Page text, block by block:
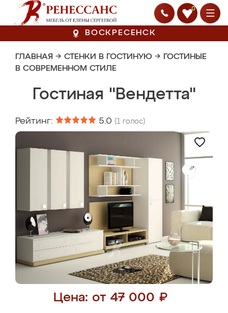
0
ВОСКРЕСЕНСК
ГЛАВНАЯ → СТЕНКИ В ГОСТИНУЮ → ГОСТИНЫЕ
В СОВРЕМЕННОМ СТИЛЕ
Гостиная "Вендетта"
Рейтинг: 5.0 (1 голос)
Цена: от 47 000 ₽